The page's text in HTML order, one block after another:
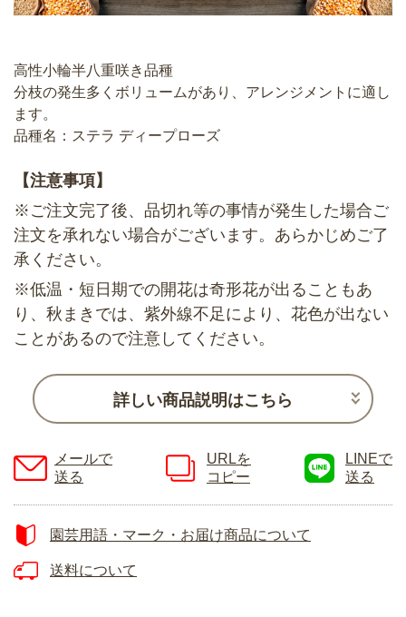
高性小輪半八重咲き品種
分枝の発生多くボリュームがあり、アレンジメントに適し
ます。
品種名：ステラ ディープローズ
【注意事項】
※ご注文完了後、品切れ等の事情が発生した場合ご
注文を承れない場合がございます。あらかじめご了
承ください。
※低温・短日期での開花は奇形花が出ることもあ
り、秋まきでは、紫外線不足により、花色が出ない
ことがあるので注意してください。
詳しい商品説明はこちら
メールで
送る
URLを
コピー
LINEで
送る
園芸用語・マーク・お届け商品について
送料について